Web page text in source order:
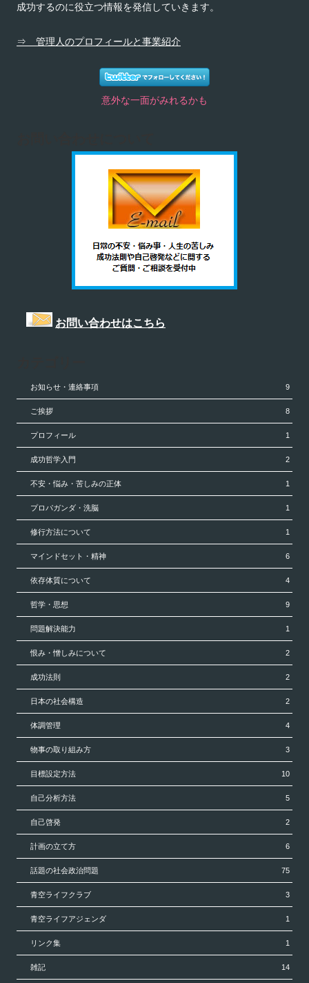
成功するのに役立つ情報を発信していきます。
⇒ 管理人のプロフィールと事業紹介
意外な一面がみれるかも
お問い合わせはこちら
お知らせ・連絡事項 9
ご挨拶 8
プロフィール 1
成功哲学入門 2
不安・悩み・苦しみの正体 1
プロパガンダ・洗脳 1
修行方法について 1
マインドセット・精神 6
依存体質について 4
哲学・思想 9
問題解決能力 1
恨み・憎しみについて 2
成功法則 2
日本の社会構造 2
体調管理 4
物事の取り組み方 3
目標設定方法 10
自己分析方法 5
自己啓発 2
計画の立て方 6
話題の社会政治問題 75
青空ライフクラブ 3
青空ライフアジェンダ 1
リンク集 1
雑記 14